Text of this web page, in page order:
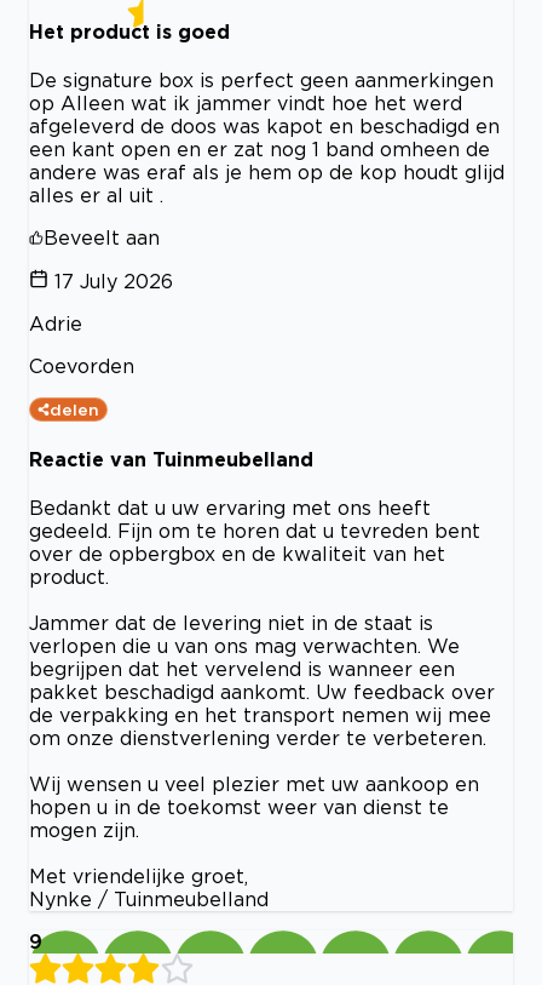
Het product is goed
De signature box is perfect geen aanmerkingen
op Alleen wat ik jammer vindt hoe het werd
afgeleverd de doos was kapot en beschadigd en
een kant open en er zat nog 1 band omheen de
andere was eraf als je hem op de kop houdt glijd
alles er al uit .
Beveelt aan
17 July 2026
Adrie
Coevorden
delen
Reactie van Tuinmeubelland
Bedankt dat u uw ervaring met ons heeft
gedeeld. Fijn om te horen dat u tevreden bent
over de opbergbox en de kwaliteit van het
product.
Jammer dat de levering niet in de staat is
verlopen die u van ons mag verwachten. We
begrijpen dat het vervelend is wanneer een
pakket beschadigd aankomt. Uw feedback over
de verpakking en het transport nemen wij mee
om onze dienstverlening verder te verbeteren.
Wij wensen u veel plezier met uw aankoop en
hopen u in de toekomst weer van dienst te
mogen zijn.
Met vriendelijke groet,
Nynke / Tuinmeubelland
9